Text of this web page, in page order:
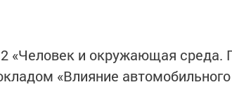
«Человек и окружающая среда.
«Влияние